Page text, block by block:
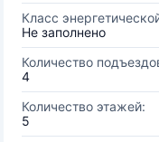
Класс
Не заполнено
Количество
4
Количество этажей:
5